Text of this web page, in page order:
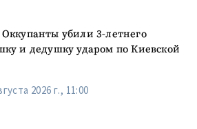
убили 3-летнего
и дедушку ударом по Киевской
2026 г., 11:00